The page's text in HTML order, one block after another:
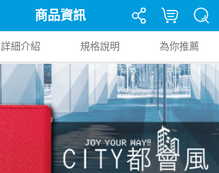
商品資訊
詳細介紹 規格說明 為你推薦